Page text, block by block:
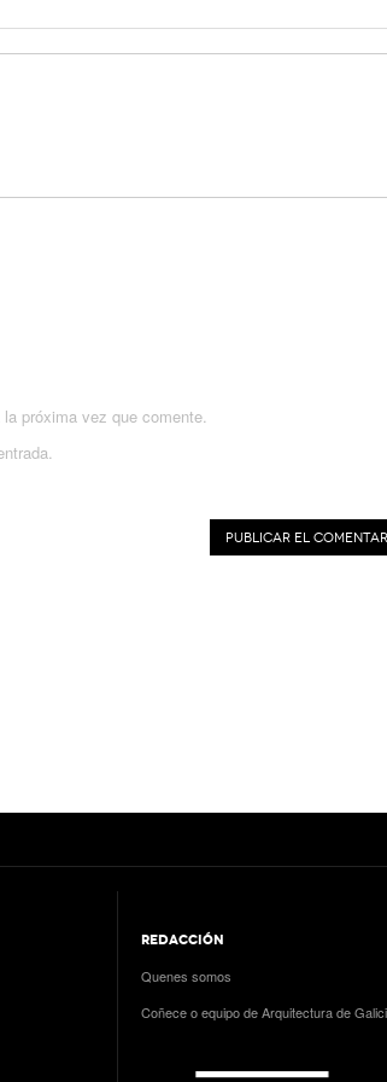
próxima vez que comente.
REDACCIÓN
Quenes somos
Coñece o equipo de Arquitectura de